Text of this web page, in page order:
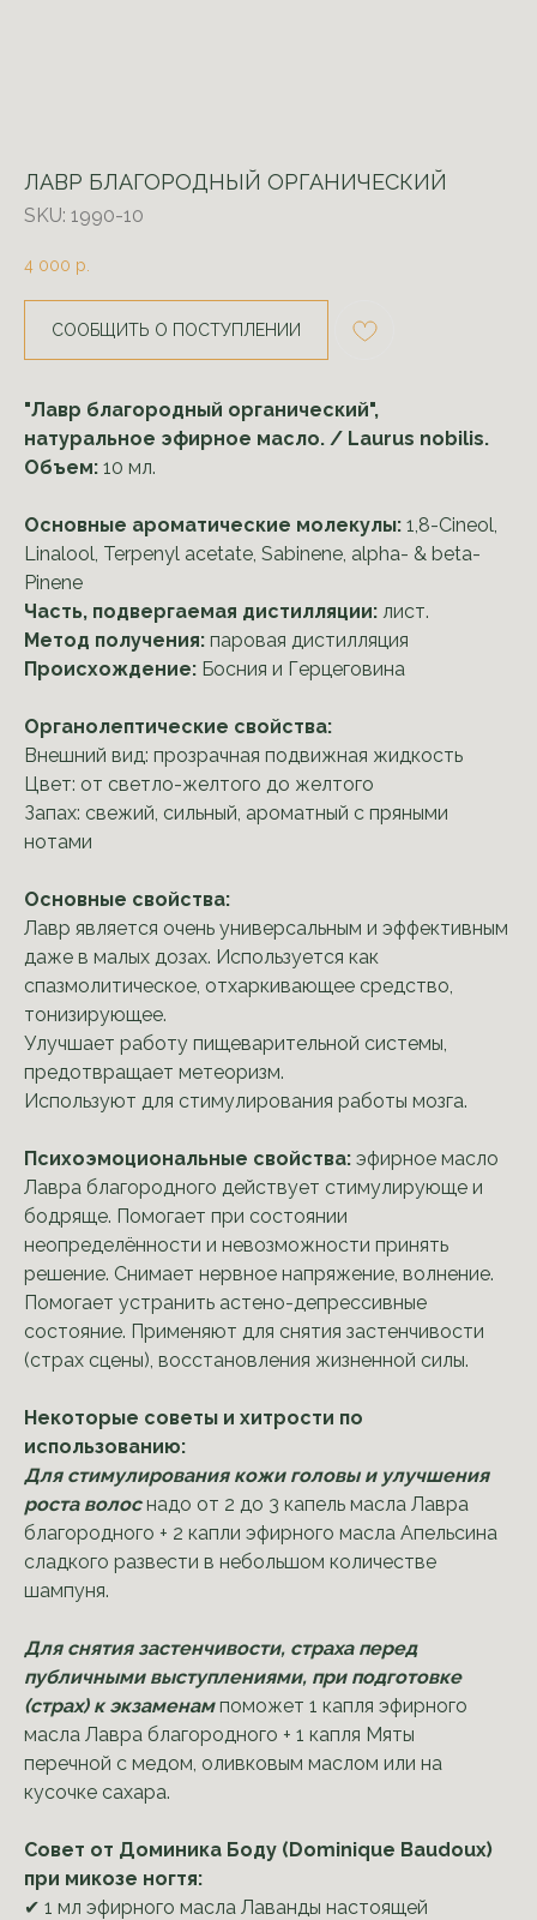
ЛАВР БЛАГОРОДНЫЙ ОРГАНИЧЕСКИЙ
SKU: 1990-10
4 000 р.
СООБЩИТЬ О ПОСТУПЛЕНИИ
"Лавр благородный органический",
натуральное эфирное масло. / Laurus nobilis.
Объем: 10 мл.
Основные ароматические молекулы: 1,8-Cineol,
Linalool, Terpenyl acetate, Sabinene, alpha- & beta-
Pinene
Часть, подвергаемая дистилляции: лист.
Метод получения: паровая дистилляция
Происхождение: Босния и Герцеговина
Органолептические свойства:
Внешний вид: прозрачная подвижная жидкость
Цвет: от светло-желтого до желтого
Запах: свежий, сильный, ароматный с пряными
нотами
Основные свойства:
Лавр является очень универсальным и эффективным
даже в малых дозах. Используется как
спазмолитическое, отхаркивающее средство,
тонизирующее.
Улучшает работу пищеварительной системы,
предотвращает метеоризм.
Используют для стимулирования работы мозга.
Психоэмоциональные свойства: эфирное масло
Лавра благородного действует стимулирующе и
бодряще. Помогает при состоянии
неопределённости и невозможности принять
решение. Снимает нервное напряжение, волнение.
Помогает устранить астено-депрессивные
состояние. Применяют для снятия застенчивости
(страх сцены), восстановления жизненной силы.
Некоторые советы и хитрости по
использованию:
Для стимулирования кожи головы и улучшения
роста волос надо от 2 до 3 капель масла Лавра
благородного + 2 капли эфирного масла Апельсина
сладкого развести в небольшом количестве
шампуня.
Для снятия застенчивости, страха перед
публичными выступлениями, при подготовке
(страх) к экзаменам поможет 1 капля эфирного
масла Лавра благородного + 1 капля Мяты
перечной с медом, оливковым маслом или на
кусочке сахара.
Совет от Доминика Боду (Dominique Baudoux)
при микозе ногтя:
✔ 1 мл эфирного масла Лаванды настоящей